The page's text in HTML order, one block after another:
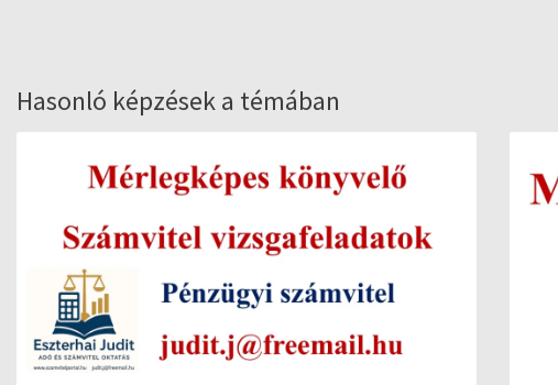
Hasonló képzések a témában